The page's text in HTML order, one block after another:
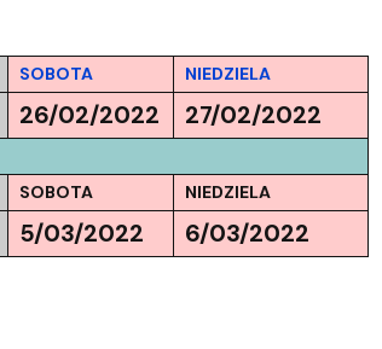
SOBOTA NIEDZIELA
26/02/2022 27/02/2022
SOBOTA NIEDZIELA
5/03/2022 6/03/2022